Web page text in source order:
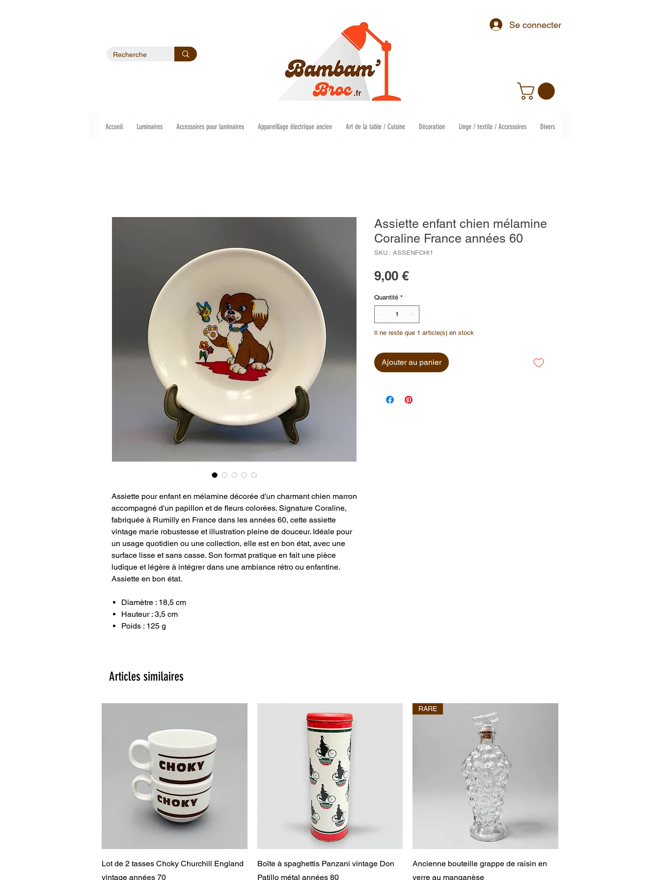
Se connecter
Accueil Luminaires Accessoires pour luminaires Appareillage électrique ancien Art de la table / Cuisine Décoration Linge / textile / Accessoires Divers
Assiette pour enfant en mélamine décorée d'un charmant chien marron
accompagné d'un papillon et de fleurs colorées. Signature Coraline,
fabriquée à Rumilly en France dans les années 60, cette assiette
vintage marie robustesse et illustration pleine de douceur. Idéale pour
un usage quotidien ou une collection, elle est en bon état, avec une
surface lisse et sans casse. Son format pratique en fait une pièce
ludique et légère à intégrer dans une ambiance rétro ou enfantine.
Assiette en bon état.
Diamètre : 18,5 cm
Hauteur : 3,5 cm
Poids : 125 g
Assiette enfant chien mélamine
Coraline France années 60
SKU : ASSENFCHI1
9,00 €Prix
Quantité *
Il ne reste que 1 article(s) en stock
Ajouter au panier
Articles similaires
Aperçu rapide
Lot de 2 tasses Choky Churchill England
vintage années 70
Aperçu rapide
Boîte à spaghettis Panzani vintage Don
Patillo métal années 80
Aperçu rapide
RARE
Ancienne bouteille grappe de raisin en
verre au manganèse